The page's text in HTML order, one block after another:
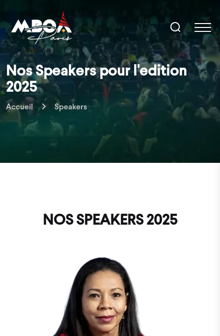
Nos Speakers pour l'edition
2025
Accueil Speakers
NOS SPEAKERS 2025